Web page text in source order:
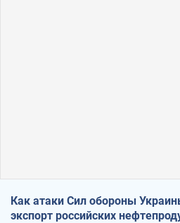
Как атаки Сил обороны
экспорт российских